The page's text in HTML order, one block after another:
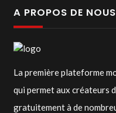
A PROPOS DE NOUS
La première plateforme
qui permet aux créateurs
gratuitement à de